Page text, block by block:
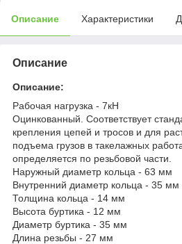
Описание Характеристики
Описание
Описание:
Рабочая нагрузка - 7кН
Оцинкованный. Соответствует
крепления цепей и тросов и для
подъема грузов в такелажных
определяется по резьбовой части.
Наружный диаметр кольца - 63 мм
Внутренний диаметр кольца - 35 мм
Толщина кольца - 14 мм
Высота буртика - 12 мм
Диаметр буртика - 35 мм
Длина резьбы - 27 мм